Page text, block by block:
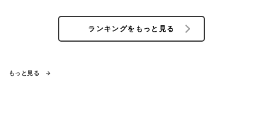
ランキングをもっと見る
もっと見る